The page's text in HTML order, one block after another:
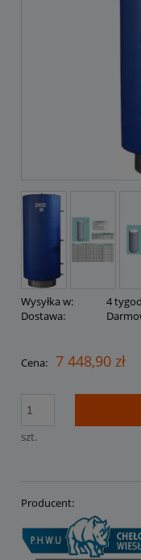
Wysyłka w:
4
Dostawa:
Cena nie zawiera
Cena: 7 448,90 zł
szt.
Producent: